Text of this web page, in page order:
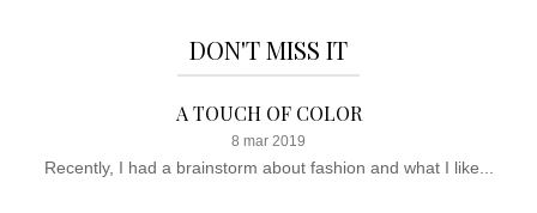
DON'T MISS IT
A TOUCH OF COLOR
8 mar 2019
Recently, I had a brainstorm about fashion and what I like...